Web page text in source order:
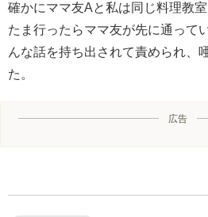
確かにママ友Aと私は同じ料理教
たま行ったらママ友が先に通って
んな話を持ち出されて責められ、
た。
広告